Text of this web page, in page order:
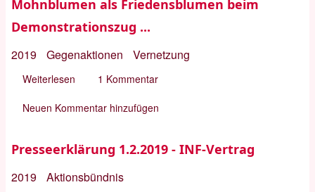
darf
nicht
atomaren
Schlachtfeld
Mohnblumen als Friedensblumen beim
Demonstrationszug ...
2019 Gegenaktionen Vernetzung
Weiterlesen
als
beim
...
1 Kommentar
Neuen Kommentar hinzufügen
Presseerklärung 1.2.2019 - INF-Vertrag
2019 Aktionsbündnis